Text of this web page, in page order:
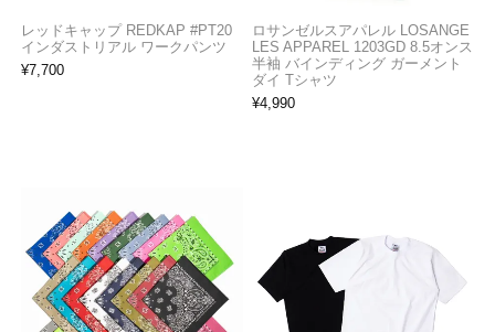
レッドキャップ REDKAP #PT20
インダストリアル ワークパンツ
¥7,700
ロサンゼルスアパレル LOSANGE
LES APPAREL 1203GD 8.5オンス
半袖 バインディング ガーメント
ダイ Tシャツ
¥4,990